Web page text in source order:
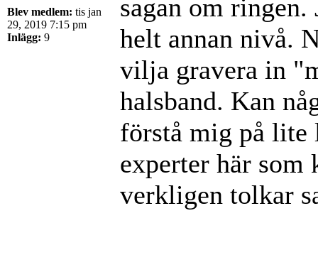
Blev medlem: tis jan
29, 2019 7:15 pm
Inlägg: 9
sagan om ringen.
helt annan nivå.
vilja gravera in
halsband. Kan
förstå mig på lite
experter här som
verkligen tolkar